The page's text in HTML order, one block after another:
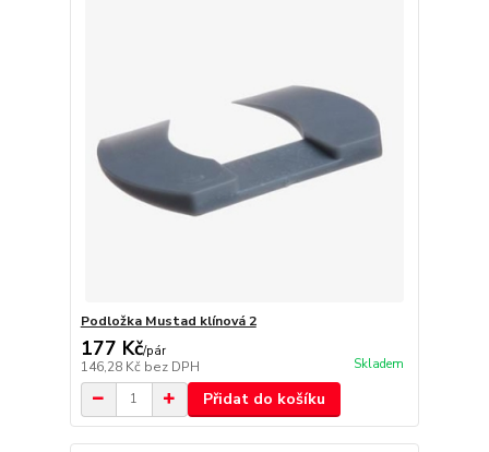
Podložka Mustad klínová 2
177 Kč/pár
146,28 Kč bez DPH Skladem
Přidat do košíku